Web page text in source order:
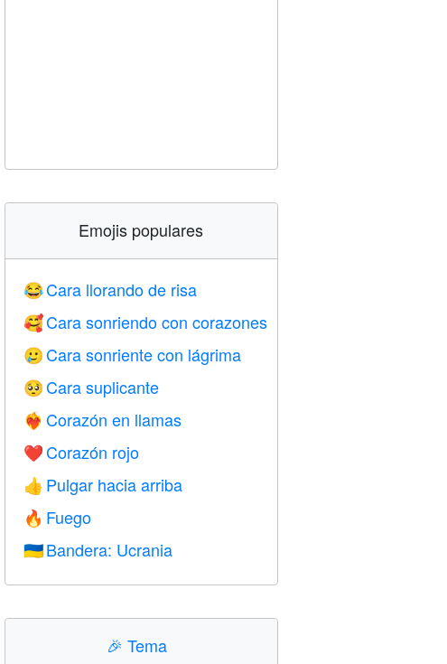
Emojis populares
😂Cara llorando de risa
🥰Cara sonriendo con corazones
🥲 Cara sonriente con lágrima
🥺 Cara suplicante
❤️‍🔥 Corazón en llamas
❤️ Corazón rojo
👍 Pulgar hacia arriba
🔥 Fuego
🇺🇦 Bandera: Ucrania
🎉Tema